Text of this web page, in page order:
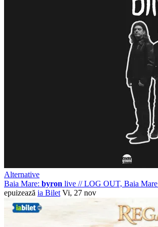
Alternative
Baia Mare: byron live //LOG OUT, Baia Mare
epuizează ia Bilet Vi, 27 nov